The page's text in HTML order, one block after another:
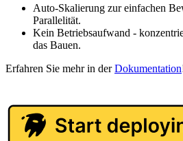
Auto-Skalierung zur einfachen
Parallelität.
Kein Betriebsaufwand -
das Bauen.
Erfahren Sie mehr in derDokumentation